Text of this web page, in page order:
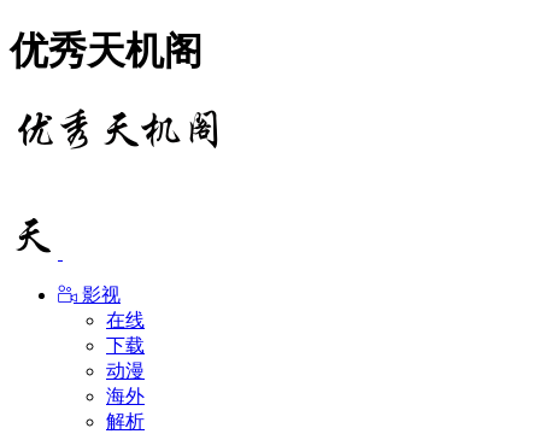
优秀天机阁
影视
在线
下载
动漫
海外
解析